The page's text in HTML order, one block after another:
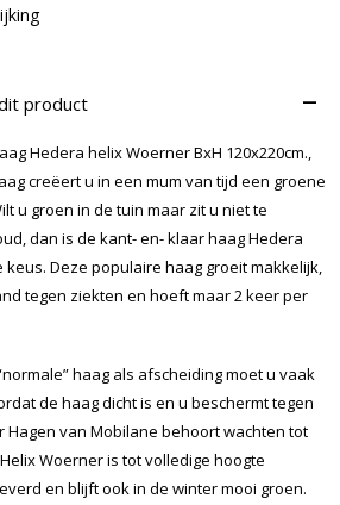
product –
Hedera helix Woerner BxH 120x220cm.,
creëert u in een mum van tijd een groene
u groen in de tuin maar zit u niet te
dan is de kant- en- klaar haag Hedera
Deze populaire haag groeit makkelijk,
tegen ziekten en hoeft maar 2 keer per
haag als afscheiding moet u vaak
de haag dicht is en u beschermt tegen
Hagen van Mobilane behoort wachten tot
Woerner is tot volledige hoogte
en blijft ook in de winter mooi groen.